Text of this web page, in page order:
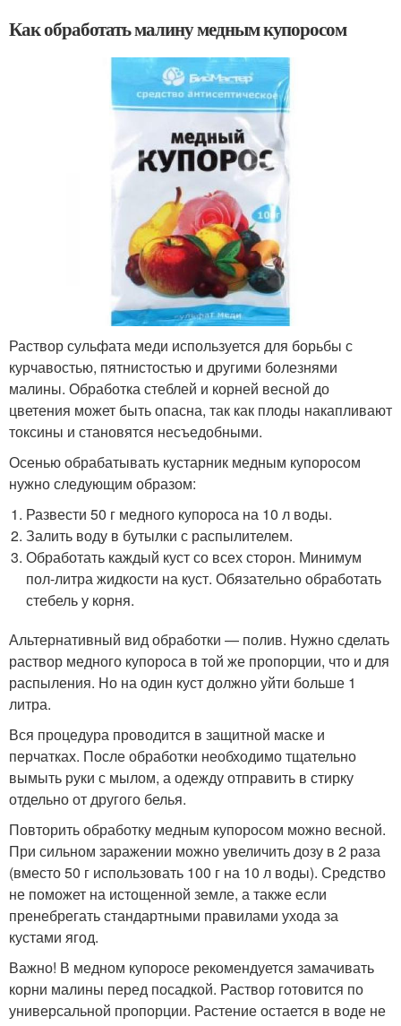
Как обработать малину медным купоросом
Раствор сульфата меди используется для борьбы с
курчавостью, пятнистостью и другими болезнями
малины. Обработка стеблей и корней весной до
цветения может быть опасна, так как плоды накапливают
токсины и становятся несъедобными.
Осенью обрабатывать кустарник медным купоросом
нужно следующим образом:
Развести 50 г медного купороса на 10 л воды.
Залить воду в бутылки с распылителем.
Обработать каждый куст со всех сторон. Минимум
пол-литра жидкости на куст. Обязательно обработать
стебель у корня.
Альтернативный вид обработки — полив. Нужно сделать
раствор медного купороса в той же пропорции, что и для
распыления. Но на один куст должно уйти больше 1
литра.
Вся процедура проводится в защитной маске и
перчатках. После обработки необходимо тщательно
вымыть руки с мылом, а одежду отправить в стирку
отдельно от другого белья.
Повторить обработку медным купоросом можно весной.
При сильном заражении можно увеличить дозу в 2 раза
(вместо 50 г использовать 100 г на 10 л воды). Средство
не поможет на истощенной земле, а также если
пренебрегать стандартными правилами ухода за
кустами ягод.
Важно! В медном купоросе рекомендуется замачивать
корни малины перед посадкой. Раствор готовится по
универсальной пропорции. Растение остается в воде не